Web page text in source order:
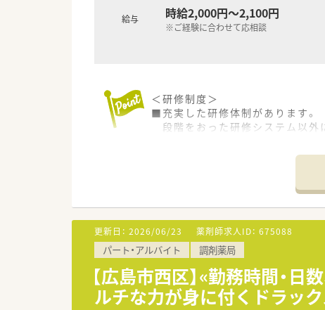
給与 時給2,000円～2,100円
※ご経験に合わせて応相談
＜研修制度＞
■充実した研修体制があります。
段階をおった研修システム以外
薬剤師の今後を捉え、更なるス
■健康教室や健康イベントで地域
■食を通して健康を考える活動も
＜こんな方にもオススメ＞
■幅広い科目に触れる環境で勉強
■研修制度が充実した先でスキル
等々…
更新日： 2026/06/23 薬剤師求人ID： 675088
パート・アルバイト 調剤薬局
【広島市西区】«勤務時間・
ルチな力が身に付くドラッ